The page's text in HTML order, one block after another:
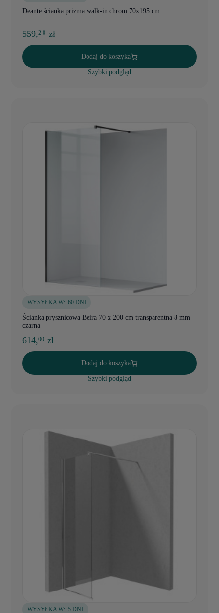
Deante ścianka prizma walk-in chrom 70x195 cm
559,2 0 zł
Dodaj do koszyka
Szybki podgląd
WYSYŁKA W: 60 DNI
Ścianka prysznicowa Beira 70 x 200 cm transparentna 8 mm
czarna
614,00 zł
Dodaj do koszyka
Szybki podgląd
WYSYŁKA W: 5 DNI